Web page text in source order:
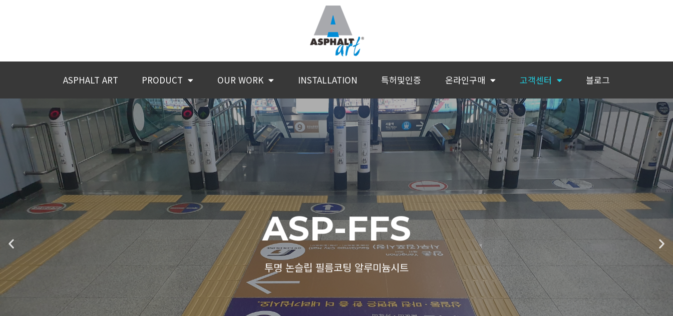
ASPHALT ART PRODUCT OUR WORK INSTALLATION 특허및인증 온라인구매 고객센터 블로그
ASP-TW